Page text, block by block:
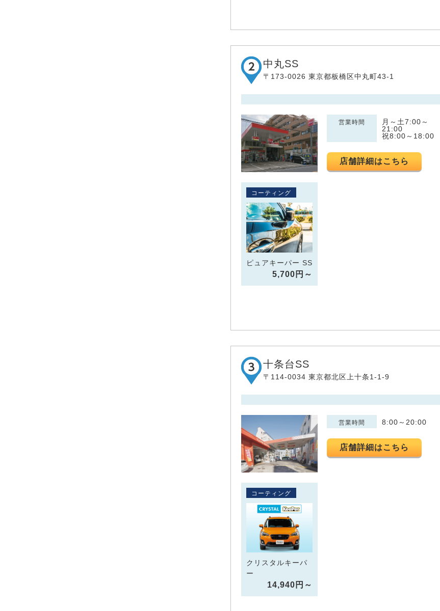
中丸SS
〒173-0026 東京都板橋区中丸町43-1
営業時間
月～土7:00～
21:00
祝8:00～18:00
店舗詳細はこちら
コーティング
ピュアキーパー SS
5,700円～
十条台SS
〒114-0034 東京都北区上十条1-1-9
営業時間 8:00～20:00
店舗詳細はこちら
コーティング
クリスタルキーパ
ー
14,940円～